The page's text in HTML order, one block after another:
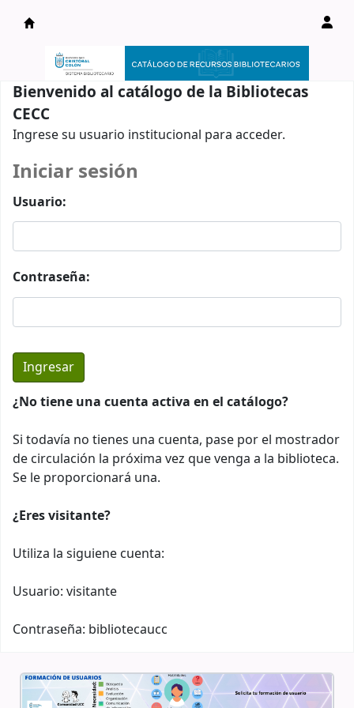
Catálogo en línea
Bienvenido al catálogo de la Bibliotecas
CECC
Ingrese su usuario institucional para acceder.
Iniciar sesión
Usuario:
Contraseña:
¿No tiene una cuenta activa en el catálogo?
Si todavía no tienes una cuenta, pase por el mostrador
de circulación la próxima vez que venga a la biblioteca.
Se le proporcionará una.
¿Eres visitante?
Utiliza la siguiene cuenta:
Usuario: visitante
Contraseña: bibliotecaucc